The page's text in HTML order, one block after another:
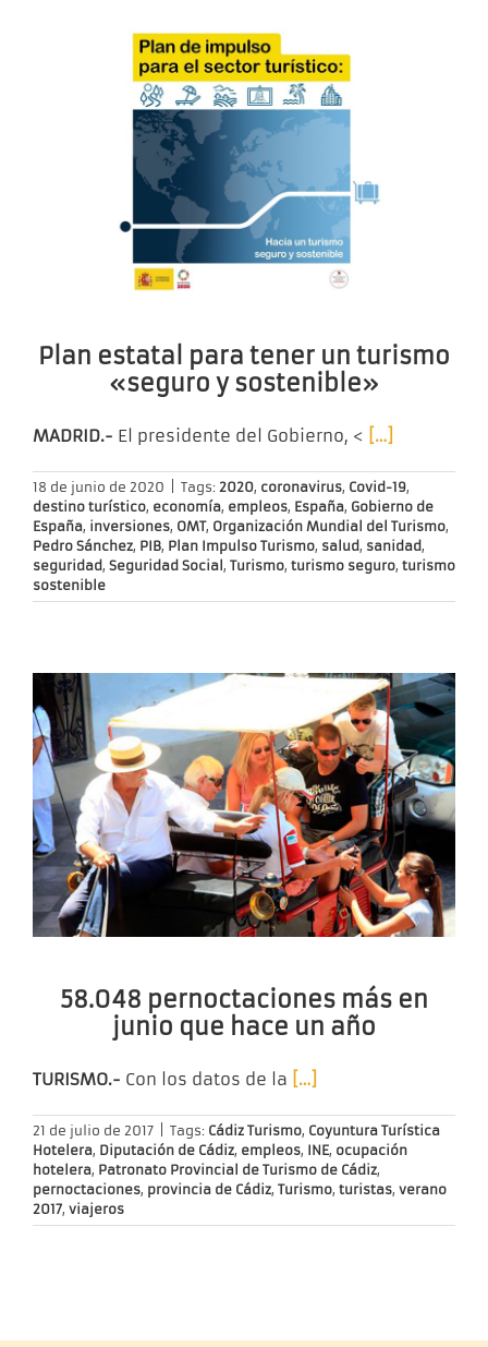
Plan estatal para tener un turismo
«seguro y sostenible»
MADRID.- El presidente del Gobierno, < […]
18 de junio de 2020 Tags: 2020, coronavirus, Covid-19,
destino turístico, economía, empleos, España, Gobierno de
España, inversiones, OMT, Organización Mundial del Turismo,
Pedro Sánchez, PIB, Plan Impulso Turismo, salud, sanidad,
seguridad, Seguridad Social, Turismo, turismo seguro, turismo
sostenible
58.048 pernoctaciones más en
junio que hace un año
TURISMO.- Con los datos de la […]
21 de julio de 2017 Tags: Cádiz Turismo, Coyuntura Turística
Hotelera, Diputación de Cádiz, empleos, INE, ocupación
hotelera, Patronato Provincial de Turismo de Cádiz,
pernoctaciones, provincia de Cádiz, Turismo, turistas, verano
2017, viajeros